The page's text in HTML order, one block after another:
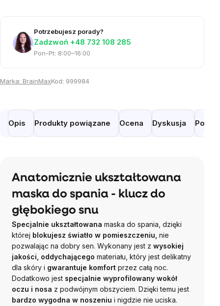
Potrzebujesz porady?
Zadzwoń +48 732 108 285
Pon-Pt: 8:00–16:00
Marka: BrainMaxKod: 999984
Opis Produkty powiązane Ocena Dyskusja
Anatomicznie ukształtowana
maska ​​do spania - klucz do
głębokiego snu
Specjalnie ukształtowana maska ​​do spania, dzięki
której blokujesz światło w pomieszczeniu, nie
pozwalając na dobry sen. Wykonany jest z wysokiej
jakości, oddychającego materiału, który jest delikatny
dla skóry i gwarantuje komfort przez całą noc.
Dodatkowo jest specjalnie wyprofilowany wokół
oczu i nosa z podwójnym obszyciem. Dzięki temu jest
bardzo wygodna w noszeniu i nigdzie nie uciska.